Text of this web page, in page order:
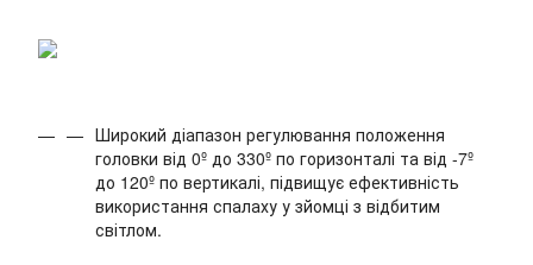
Широкий діапазон регулювання положення
головки від 0º до 330º по горизонталі та від -7º
до 120º по вертикалі, підвищує ефективність
використання спалаху у зйомці з відбитим
світлом.